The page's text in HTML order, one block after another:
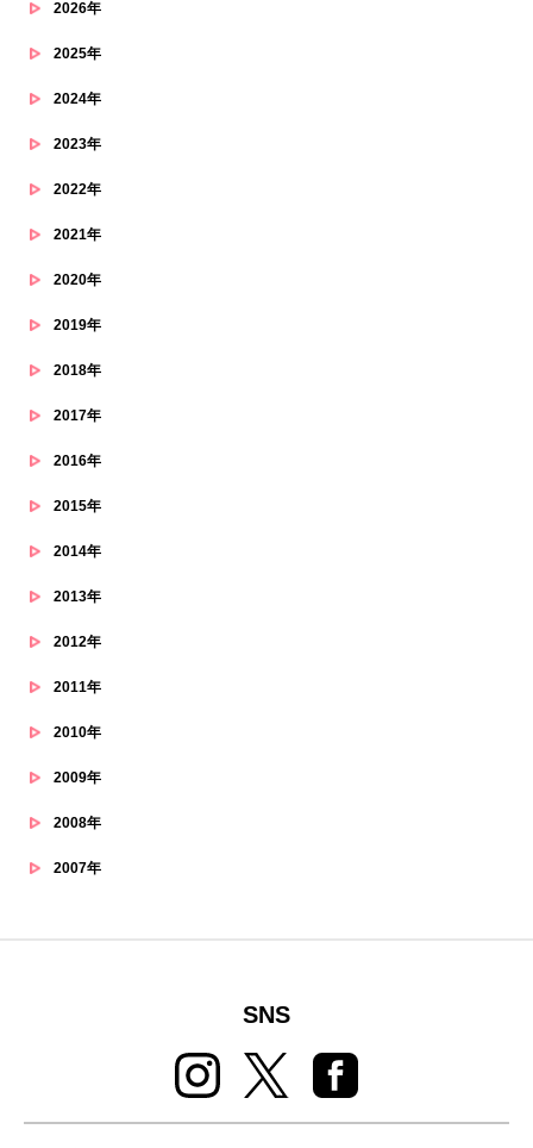
2026年
2025年
2024年
2023年
2022年
2021年
2020年
2019年
2018年
2017年
2016年
2015年
2014年
2013年
2012年
2011年
2010年
2009年
2008年
2007年
SNS